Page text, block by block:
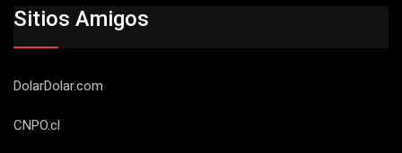
Sitios Amigos
DolarDolar.com
CNPO.cl